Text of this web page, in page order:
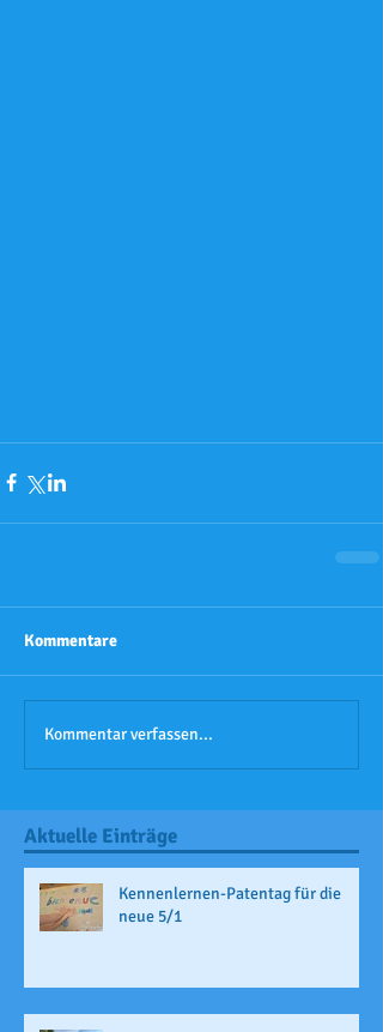
Kommentare
Kommentar verfassen...
Aktuelle Einträge
Kennenlernen-Patentag für die
neue 5/1